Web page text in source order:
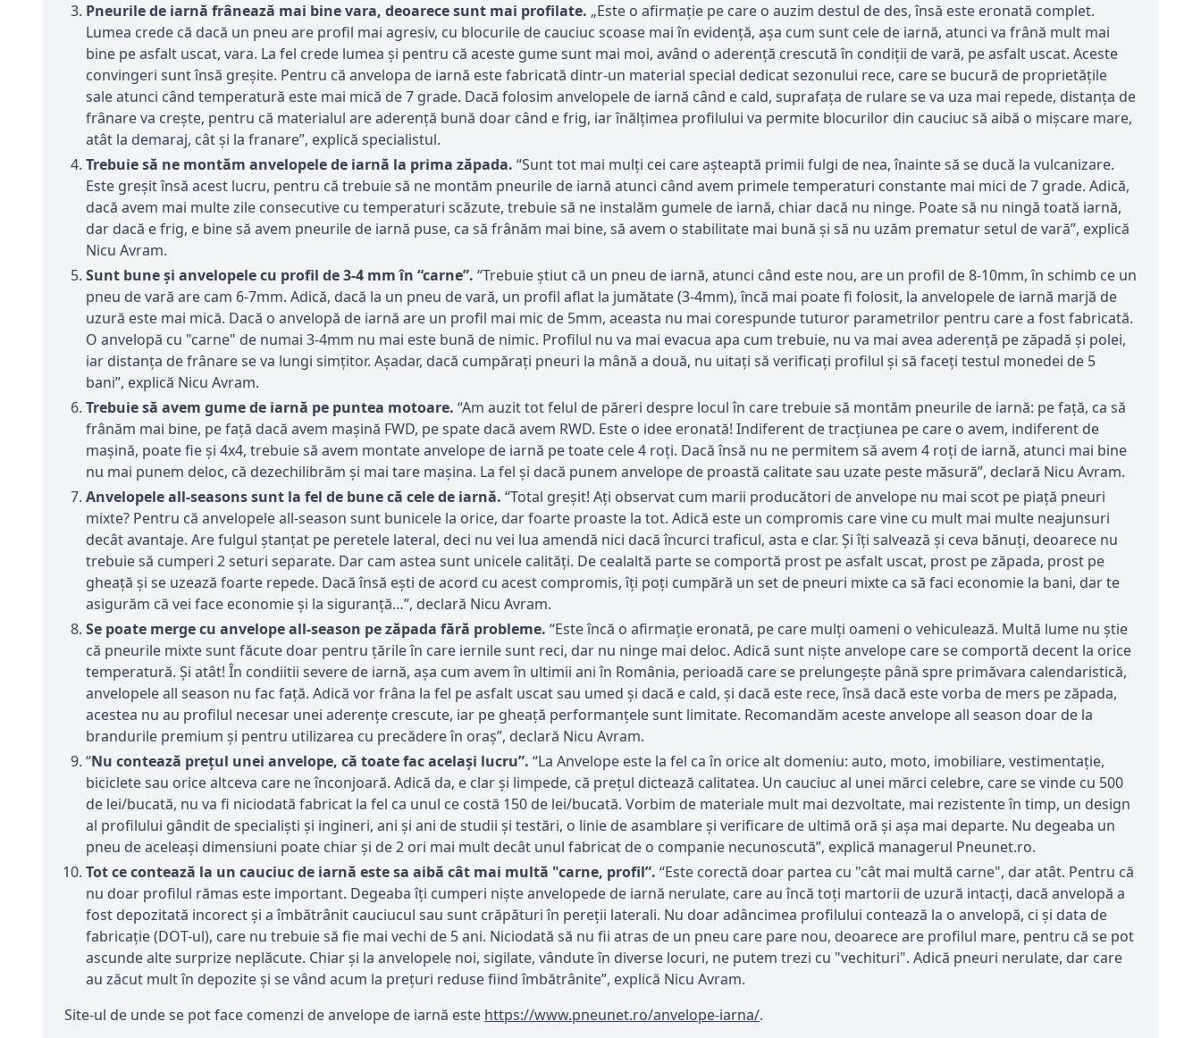
Pneurile de iarnă frânează mai bine vara, deoarece sunt mai profilate. „Este o afirmație pe care o auzim destul de des, însă este eronată complet.
Lumea crede că dacă un pneu are profil mai agresiv, cu blocurile de cauciuc scoase mai în evidență, așa cum sunt cele de iarnă, atunci va frână mult mai
bine pe asfalt uscat, vara. La fel crede lumea și pentru că aceste gume sunt mai moi, având o aderență crescută în condiții de vară, pe asfalt uscat. Aceste
convingeri sunt însă greșite. Pentru că anvelopa de iarnă este fabricată dintr-un material special dedicat sezonului rece, care se bucură de proprietățile
sale atunci când temperatură este mai mică de 7 grade. Dacă folosim anvelopele de iarnă când e cald, suprafața de rulare se va uza mai repede, distanța de
frânare va crește, pentru că materialul are aderență bună doar când e frig, iar înălțimea profilului va permite blocurilor din cauciuc să aibă o mișcare mare,
atât la demaraj, cât și la franare”, explică specialistul.
Trebuie să ne montăm anvelopele de iarnă la prima zăpada. “Sunt tot mai mulți cei care așteaptă primii fulgi de nea, înainte să se ducă la vulcanizare.
Este greșit însă acest lucru, pentru că trebuie să ne montăm pneurile de iarnă atunci când avem primele temperaturi constante mai mici de 7 grade. Adică,
dacă avem mai multe zile consecutive cu temperaturi scăzute, trebuie să ne instalăm gumele de iarnă, chiar dacă nu ninge. Poate să nu ningă toată iarnă,
dar dacă e frig, e bine să avem pneurile de iarnă puse, ca să frânăm mai bine, să avem o stabilitate mai bună și să nu uzăm prematur setul de vară”, explică
Nicu Avram.
Sunt bune și anvelopele cu profil de 3-4 mm în “carne”. “Trebuie știut că un pneu de iarnă, atunci când este nou, are un profil de 8-10mm, în schimb ce un
pneu de vară are cam 6-7mm. Adică, dacă la un pneu de vară, un profil aflat la jumătate (3-4mm), încă mai poate fi folosit, la anvelopele de iarnă marjă de
uzură este mai mică. Dacă o anvelopă de iarnă are un profil mai mic de 5mm, aceasta nu mai corespunde tuturor parametrilor pentru care a fost fabricată.
O anvelopă cu "carne" de numai 3-4mm nu mai este bună de nimic. Profilul nu va mai evacua apa cum trebuie, nu va mai avea aderență pe zăpadă și polei,
iar distanța de frânare se va lungi simțitor. Așadar, dacă cumpărați pneuri la mână a două, nu uitați să verificați profilul și să faceți testul monedei de 5
bani”, explică Nicu Avram.
Trebuie să avem gume de iarnă pe puntea motoare. “Am auzit tot felul de păreri despre locul în care trebuie să montăm pneurile de iarnă: pe față, ca să
frânăm mai bine, pe față dacă avem mașină FWD, pe spate dacă avem RWD. Este o idee eronată! Indiferent de tracțiunea pe care o avem, indiferent de
maşină, poate fie şi 4x4, trebuie să avem montate anvelope de iarnă pe toate cele 4 roţi. Dacă însă nu ne permitem să avem 4 roţi de iarnă, atunci mai bine
nu mai punem deloc, că dezechilibrăm şi mai tare maşina. La fel şi dacă punem anvelope de proastă calitate sau uzate peste măsură”, declară Nicu Avram.
Anvelopele all-seasons sunt la fel de bune că cele de iarnă. “Total greșit! Ați observat cum marii producători de anvelope nu mai scot pe piață pneuri
mixte? Pentru că anvelopele all-season sunt bunicele la orice, dar foarte proaste la tot. Adică este un compromis care vine cu mult mai multe neajunsuri
decât avantaje. Are fulgul ştanțat pe peretele lateral, deci nu vei lua amendă nici dacă încurci traficul, asta e clar. Și îți salvează și ceva bănuți, deoarece nu
trebuie să cumperi 2 seturi separate. Dar cam astea sunt unicele calități. De cealaltă parte se comportă prost pe asfalt uscat, prost pe zăpada, prost pe
gheață și se uzează foarte repede. Dacă însă ești de acord cu acest compromis, îți poți cumpără un set de pneuri mixte ca să faci economie la bani, dar te
asigurăm că vei face economie și la siguranţă…”, declară Nicu Avram.
Se poate merge cu anvelope all-season pe zăpada fără probleme. “Este încă o afirmație eronată, pe care mulți oameni o vehiculează. Multă lume nu știe
că pneurile mixte sunt făcute doar pentru țările în care iernile sunt reci, dar nu ninge mai deloc. Adică sunt niște anvelope care se comportă decent la orice
temperatură. Și atât! În condiitii severe de iarnă, așa cum avem în ultimii ani în România, perioadă care se prelungește până spre primăvara calendaristică,
anvelopele all season nu fac față. Adică vor frâna la fel pe asfalt uscat sau umed și dacă e cald, și dacă este rece, însă dacă este vorba de mers pe zăpada,
acestea nu au profilul necesar unei aderențe crescute, iar pe gheață performanțele sunt limitate. Recomandăm aceste anvelope all season doar de la
brandurile premium și pentru utilizarea cu precădere în oraş”, declară Nicu Avram.
“Nu contează prețul unei anvelope, că toate fac același lucru”. “La Anvelope este la fel ca în orice alt domeniu: auto, moto, imobiliare, vestimentație,
biciclete sau orice altceva care ne înconjoară. Adică da, e clar și limpede, că prețul dictează calitatea. Un cauciuc al unei mărci celebre, care se vinde cu 500
de lei/bucată, nu va fi niciodată fabricat la fel ca unul ce costă 150 de lei/bucată. Vorbim de materiale mult mai dezvoltate, mai rezistente în timp, un design
al profilului gândit de specialiști şi ingineri, ani şi ani de studii şi testări, o linie de asamblare şi verificare de ultimă oră şi așa mai departe. Nu degeaba un
pneu de aceleaşi dimensiuni poate chiar şi de 2 ori mai mult decât unul fabricat de o companie necunoscută”, explică managerul Pneunet.ro.
Tot ce contează la un cauciuc de iarnă este sa aibă cât mai multă "carne, profil”. “Este corectă doar partea cu "cât mai multă carne", dar atât. Pentru că
nu doar profilul rămas este important. Degeaba îți cumperi niște anvelopede de iarnă nerulate, care au încă toți martorii de uzură intacți, dacă anvelopă a
fost depozitată incorect și a îmbătrânit cauciucul sau sunt crăpături în pereții laterali. Nu doar adâncimea profilului contează la o anvelopă, ci și data de
fabricație (DOT-ul), care nu trebuie să fie mai vechi de 5 ani. Niciodată să nu fii atras de un pneu care pare nou, deoarece are profilul mare, pentru că se pot
ascunde alte surprize neplăcute. Chiar și la anvelopele noi, sigilate, vândute în diverse locuri, ne putem trezi cu "vechituri". Adică pneuri nerulate, dar care
au zăcut mult în depozite și se vând acum la prețuri reduse fiind îmbătrânite”, explică Nicu Avram.
Site-ul de unde se pot face comenzi de anvelope de iarnă este https://www.pneunet.ro/anvelope-iarna/.